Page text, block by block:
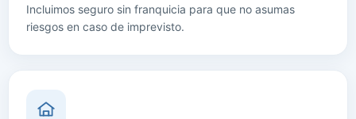
Incluimos seguro sin franquicia para que no asumas
riesgos en caso de imprevisto.